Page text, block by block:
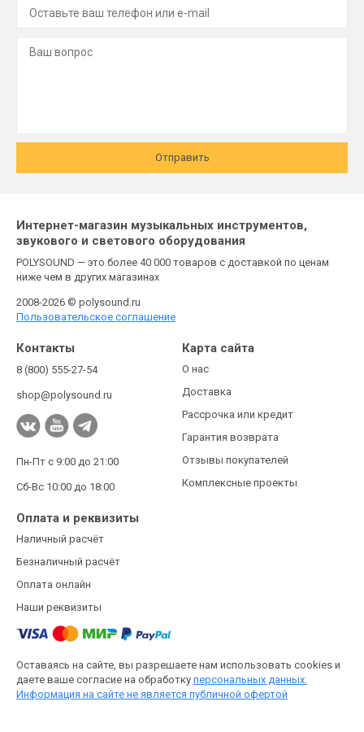
Отправить
Интернет-магазин музыкальных инструментов,
звукового и светового оборудования
POLYSOUND — это более 40 000 товаров с доставкой по ценам
ниже чем в других магазинах
2008-2026 © polysound.ru
Пользовательское соглашение
Контакты
8 (800) 555-27-54
shop@polysound.ru
Пн-Пт с 9:00 до 21:00
Сб-Вс 10:00 до 18:00
Карта сайта
О нас
Доставка
Рассрочка или кредит
Гарантия возврата
Отзывы покупателей
Комплексные проекты
Оплата и реквизиты
Наличный расчёт
Безналичный расчёт
Оплата онлайн
Наши реквизиты
Оставаясь на сайте, вы разрешаете нам использовать cookies и
даете ваше согласие на обработку персональных данных.
Информация на сайте не является публичной офертой